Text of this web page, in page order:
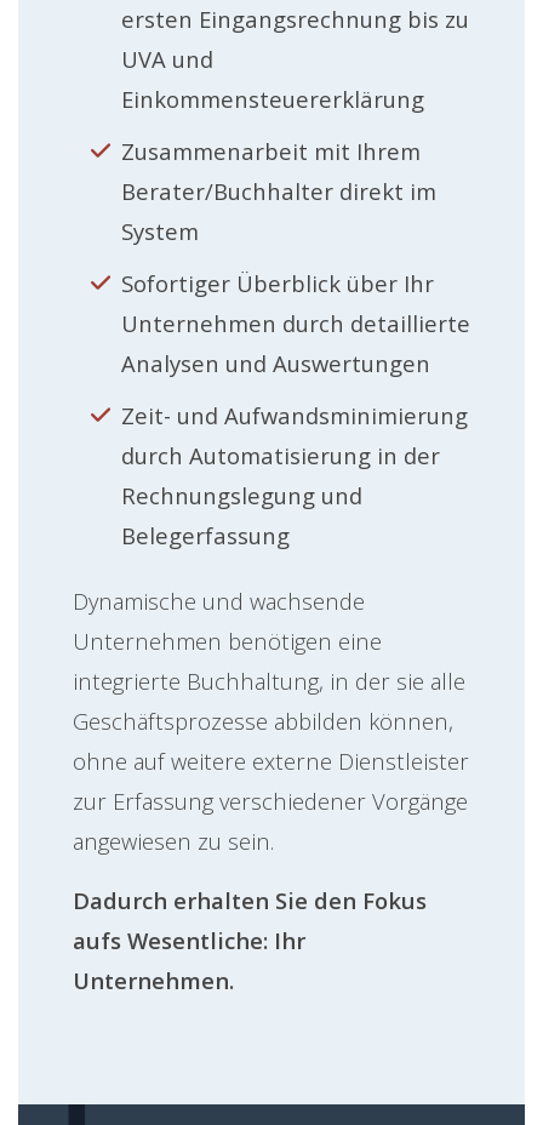
ersten Eingangsrechnung bis zu
UVA und
Einkommensteuererklärung
Zusammenarbeit mit Ihrem
Berater/Buchhalter direkt im
System
Sofortiger Überblick über Ihr
Unternehmen durch detaillierte
Analysen und Auswertungen
Zeit- und Aufwandsminimierung
durch Automatisierung in der
Rechnungslegung und
Belegerfassung
Dynamische und wachsende
Unternehmen benötigen eine
integrierte Buchhaltung, in der sie alle
Geschäftsprozesse abbilden können,
ohne auf weitere externe Dienstleister
zur Erfassung verschiedener Vorgänge
angewiesen zu sein.
Dadurch erhalten Sie den Fokus
aufs Wesentliche: Ihr
Unternehmen.